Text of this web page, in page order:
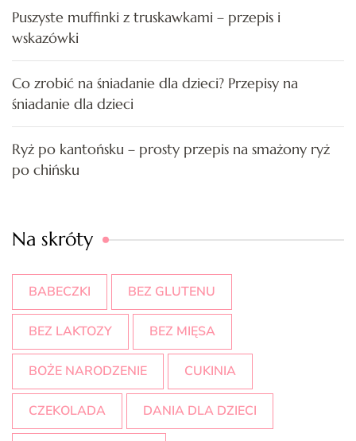
Puszyste muffinki z truskawkami – przepis i
wskazówki
Co zrobić na śniadanie dla dzieci? Przepisy na
śniadanie dla dzieci
Ryż po kantońsku – prosty przepis na smażony ryż
po chińsku
Na skróty
BABECZKI BEZ GLUTENU
BEZ LAKTOZY BEZ MIĘSA
BOŻE NARODZENIE CUKINIA
CZEKOLADA DANIA DLA DZIECI